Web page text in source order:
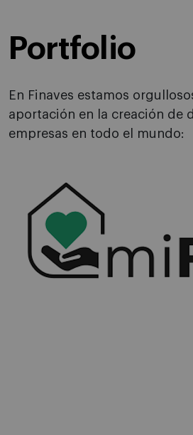
Portfolio
En Finaves estamos
aportación en la creación de
empresas en todo el mundo: